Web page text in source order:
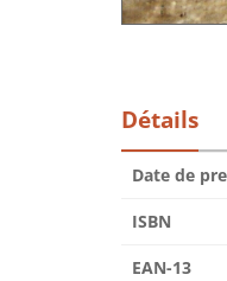
Détails
Date de
ISBN
EAN-13